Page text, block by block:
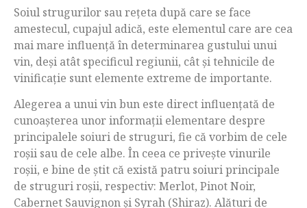
Soiul strugurilor sau rețeta după care se face
amestecul, cupajul adică, este elementul care are cea
mai mare influență în determinarea gustului unui
vin, deși atât specificul regiunii, cât și tehnicile de
vinificație sunt elemente extreme de importante.
Alegerea a unui vin bun este direct influențată de
cunoașterea unor informații elementare despre
principalele soiuri de struguri, fie că vorbim de cele
roșii sau de cele albe. În ceea ce privește vinurile
roșii, e bine de știt că există patru soiuri principale
de struguri roșii, respectiv: Merlot, Pinot Noir,
Cabernet Sauvignon și Syrah (Shiraz). Alături de